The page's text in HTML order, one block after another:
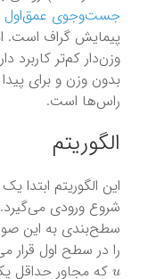
جست‌وجوی عمق‌اول
پیمایش گراف است.
وزن‌دار کم‌تر
بدون وزن و برای
راس‌ها است.
الگوریتم
این الگوریتم ابتدا
شروع ورودی
سطح‌بندی به این
را در سطح اول
u که مجاور حداقل